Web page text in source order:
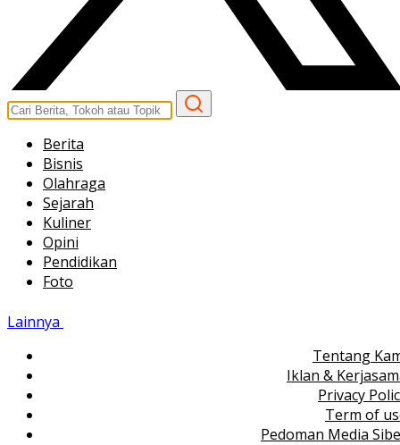
Berita
Bisnis
Olahraga
Sejarah
Kuliner
Opini
Pendidikan
Foto
Lainnya
Tentang
Iklan &
Privacy
Term of
Pedoman Media